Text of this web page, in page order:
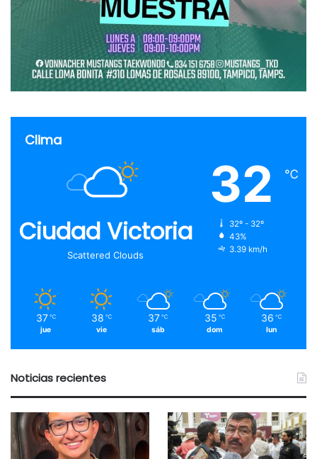
Clima
Ciudad Victoria
Scattered Clouds
32 ℃
32º - 32º
43%
3.39 km/h
37 ℃
jue
38 ℃
vie
37 ℃
sáb
35 ℃
dom
36 ℃
lun
Noticias recientes